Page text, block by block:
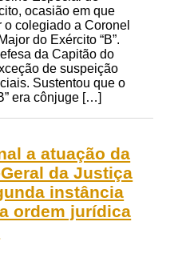
ocasião em que
o colegiado a Coronel
do Exército “B”.
da Capitão do
de suspeição
Sustentou que o
era cônjuge […]
a atuação da
da Justiça
instância
ordem jurídica